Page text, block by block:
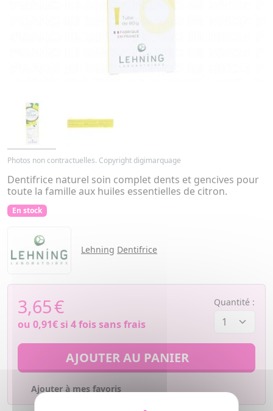
Photos non contractuelles. Copyright digimarquage
Dentifrice naturel soin complet dents et gencives pour
toute la famille aux huiles essentielles de citron.
En stock
Lehning Dentifrice
3,65€
ou 0,91€si 4 fois sans frais
Quantité :
AJOUTER AU PANIER
Ajouter à mes favoris